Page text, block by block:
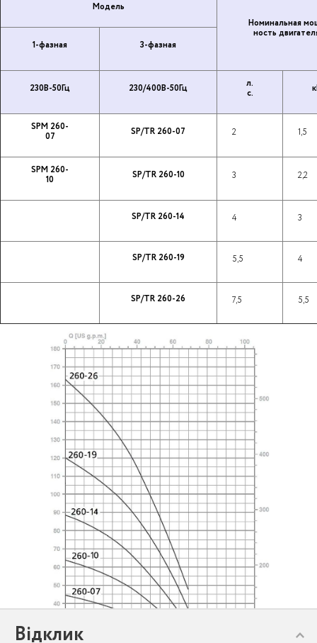
Модель
Но­ми­наль­ная
ность
1-фазная
3-фазная
230В-50Гц 230/400В-50Гц
л.
с.
SPM 260-
07
SP/TR 260-07 2 1,5
SPM 260-
10
SP/TR 260-10 3 2,2
SP/TR 260-14 4 3
SP/TR 260-19 5,5 4
SP/TR 260-26 7,5 5,5
Відклик